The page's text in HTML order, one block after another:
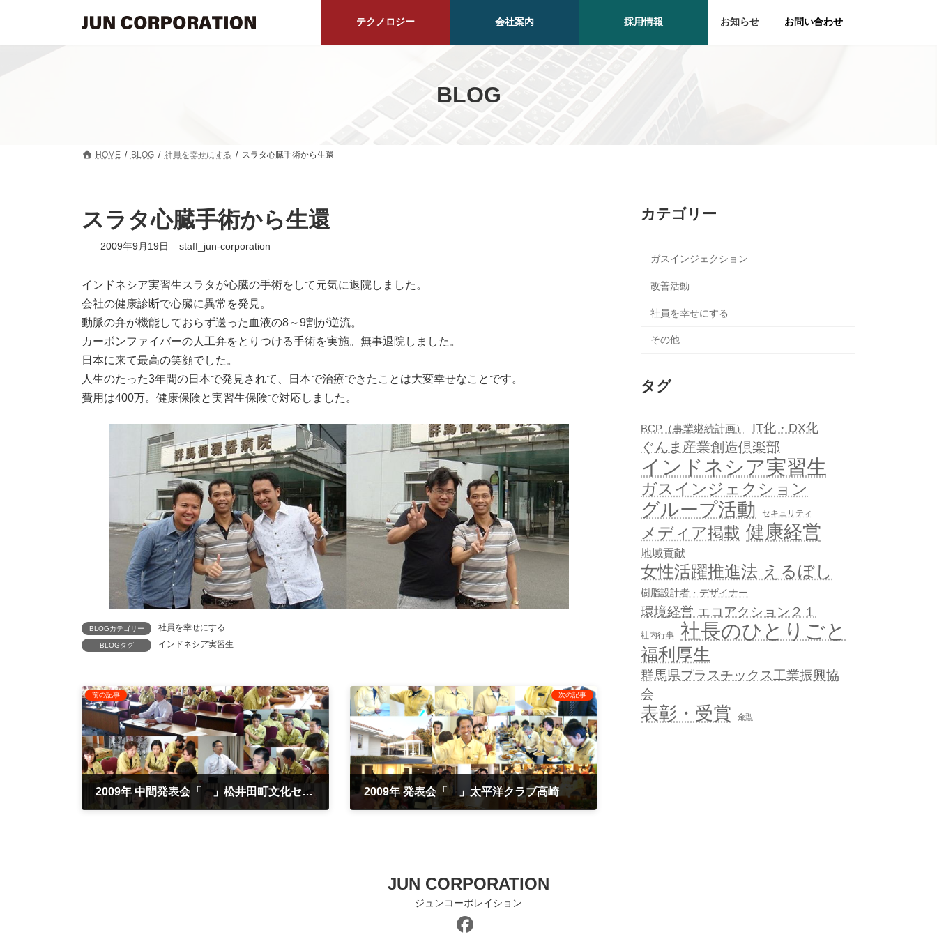
テクノロジー 会社案内 採用情報 お知らせ お問い合わせ
BLOG
HOME BLOG 社員を幸せにする スラタ心臓手術から生還
スラタ心臓手術から生還
2009年9月19日 staff_jun-corporation
インドネシア実習生スラタが心臓の手術をして元気に退院しました。
会社の健康診断で心臓に異常を発見。
動脈の弁が機能しておらず送った血液の8～9割が逆流。
カーボンファイバーの人工弁をとりつける手術を実施。無事退院しました。
日本に来て最高の笑顔でした。
人生のたった3年間の日本で発見されて、日本で治療できたことは大変幸せなことです。
費用は400万。健康保険と実習生保険で対応しました。
BLOGカテゴリー 社員を幸せにする
BLOGタグ インドネシア実習生
前の記事
2009年 中間発表会「 」松井田町文化センター
次の記事
2009年 発表会「 」太平洋クラブ高崎
カテゴリー
ガスインジェクション
改善活動
社員を幸せにする
その他
タグ
BCP（事業継続計画） IT化・DX化
ぐんま産業創造倶楽部
インドネシア実習生
ガスインジェクション
グループ活動 セキュリティ
メディア掲載 健康経営
地域貢献
女性活躍推進法 えるぼし
樹脂設計者・デザイナー
環境経営 エコアクション２１
社内行事 社長のひとりごと
福利厚生
群馬県プラスチックス工業振興協
会
表彰・受賞 金型
JUN CORPORATION
ジュンコーポレイション